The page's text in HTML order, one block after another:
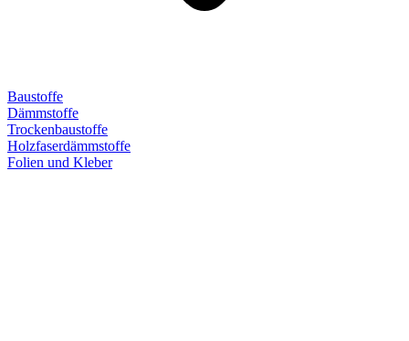
Baustoffe
Dämmstoffe
Trockenbaustoffe
Holzfaserdämmstoffe
Folien und Kleber